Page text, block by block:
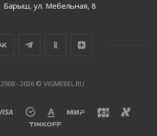
Барыш, ул. Мебельная, 8
2008 - 2026 © VIGMEBEL.RU